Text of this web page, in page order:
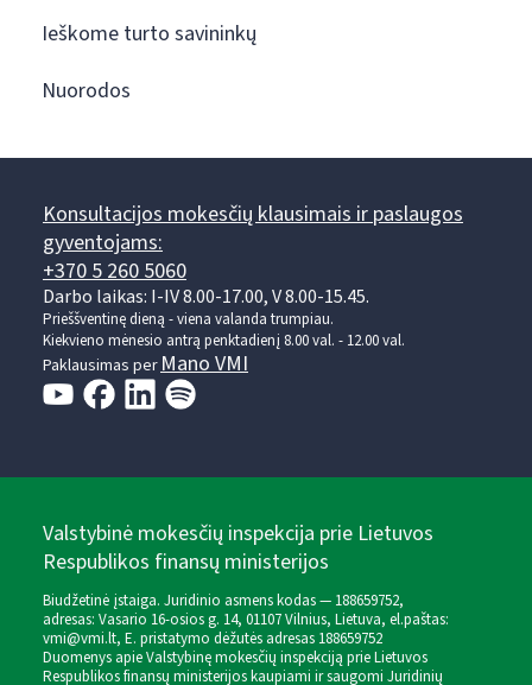
Ieškome turto savininkų
Nuorodos
Konsultacijos mokesčių klausimais ir paslaugos
gyventojams:
+370 5 260 5060
Darbo laikas: I-IV 8.00-17.00, V 8.00-15.45.
Prieššventinę dieną - viena valanda trumpiau.
Kiekvieno mėnesio antrą penktadienį 8.00 val. - 12.00 val.
Paklausimas per Mano VMI
Valstybinė mokesčių inspekcija prie Lietuvos
Respublikos finansų ministerijos
Biudžetinė įstaiga. Juridinio asmens kodas — 188659752,
adresas: Vasario 16-osios g. 14, 01107 Vilnius, Lietuva, el.paštas:
vmi@vmi.lt, E. pristatymo dėžutės adresas 188659752
Duomenys apie Valstybinę mokesčių inspekciją prie Lietuvos
Respublikos finansų ministerijos kaupiami ir saugomi Juridinių